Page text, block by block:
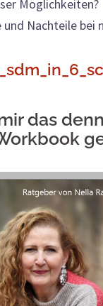
Möglichkeiten?
Nachteile bei
das